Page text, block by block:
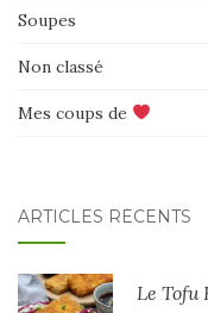
Soupes
Non classé
Mes coups de
ARTICLES RÉCENTS
Le